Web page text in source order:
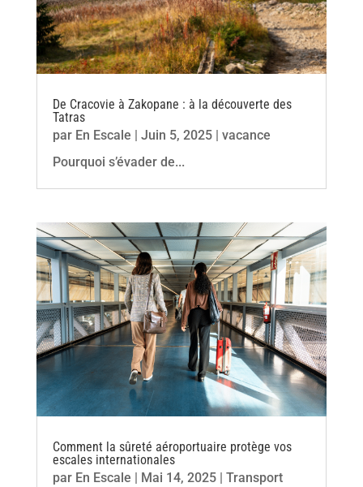
De Cracovie à Zakopane : à la découverte des
Tatras
par En Escale | Juin 5, 2025| vacance
Pourquoi s’évader de...
Comment la sûreté aéroportuaire protège vos
escales internationales
par En Escale | Mai 14, 2025| Transport